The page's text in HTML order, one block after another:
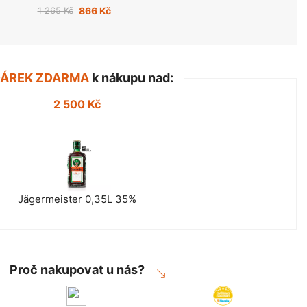
1 265 Kč 866 Kč
ZDARMAk nákupu nad:
2 500 Kč
Jägermeister 0,35L 35%
Proč nakupovat u nás?